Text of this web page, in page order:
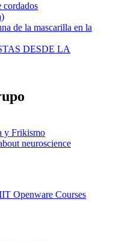
cordados
de la mascarilla en la
DESDE LA
y Frikismo
neuroscience
Openware Courses